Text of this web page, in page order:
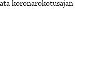
koronarokotusajan